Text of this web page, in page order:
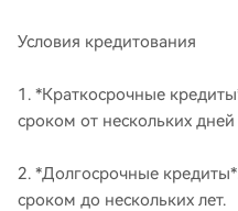
Условия кредитования
1. *Краткосрочные
сроком от нескольких
2. *Долгосрочные
сроком до нескольких лет.